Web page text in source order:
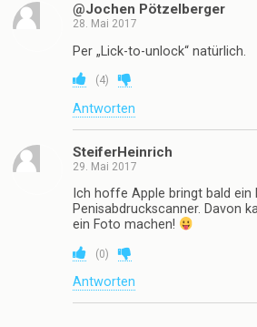
@Jochen Pötzelberger
28. Mai 2017
Per „Lick-to-unlock“ natürlich.
(4)
Antworten
SteiferHeinrich
29. Mai 2017
Ich hoffe Apple bringt bald ein
Penisabdruckscanner. Davon
ein Foto machen!
(0)
Antworten